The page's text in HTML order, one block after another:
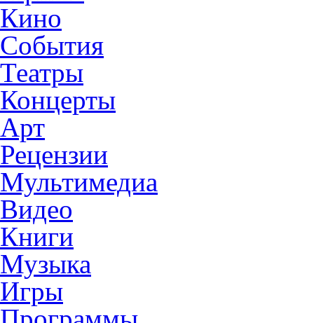
Кино
События
Театры
Концерты
Арт
Рецензии
Мультимедиа
Видео
Книги
Музыка
Игры